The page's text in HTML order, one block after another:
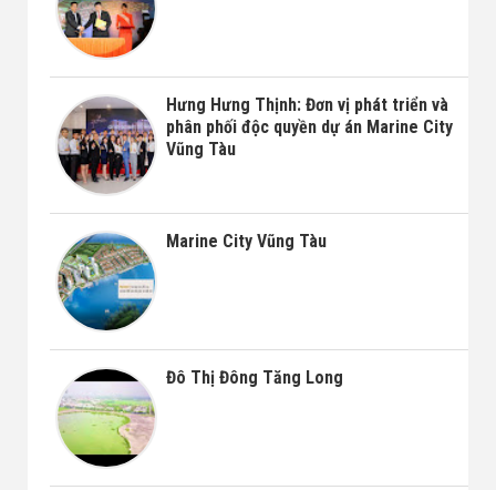
Hưng Hưng Thịnh: Đơn vị phát triển và
phân phối độc quyền dự án Marine City
Vũng Tàu
Marine City Vũng Tàu
Đô Thị Đông Tăng Long